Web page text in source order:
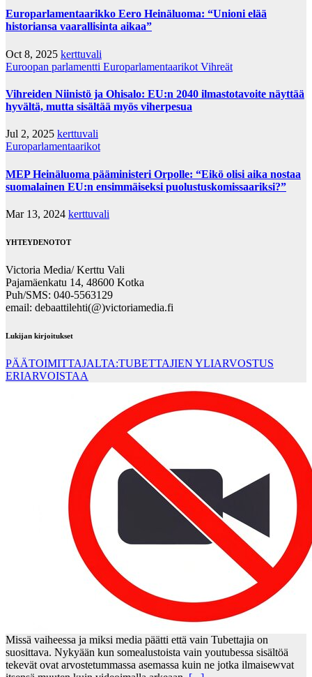
Europarlamentaarikko Eero Heinäluoma: “Unioni elää
historiansa vaarallisinta aikaa”
Oct 8, 2025 kerttuvali
Euroopan parlamentti Europarlamentaarikot Vihreät
Vihreiden Niinistö ja Ohisalo: EU:n 2040 ilmastotavoite näyttää
hyvältä, mutta sisältää myös viherpesua
Jul 2, 2025 kerttuvali
Europarlamentaarikot
MEP Heinäluoma pääministeri Orpolle: “Eikö olisi aika nostaa
suomalainen EU:n ensimmäiseksi puolustuskomissaariksi?”
Mar 13, 2024 kerttuvali
YHTEYDENOTOT
Victoria Media/ Kerttu Vali
Pajamäenkatu 14, 48600 Kotka
Puh/SMS: 040-5563129
email: debaattilehti(@)victoriamedia.fi
Lukijan kirjoitukset
PÄÄTOIMITTAJALTA:TUBETTAJIEN YLIARVOSTUS
ERIARVOISTAA
Missä vaiheessa ja miksi media päätti että vain Tubettajia on
suosittava. Nykyään kun somealustoista vain youtubessa sisältöä
tekevät ovat arvostetummassa asemassa kuin ne jotka ilmaisewvat